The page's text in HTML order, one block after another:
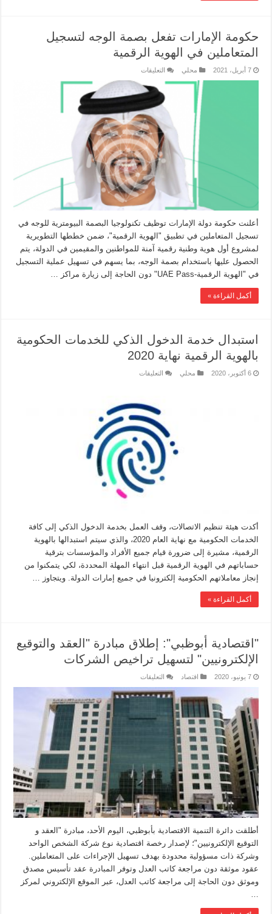
حكومة الإمارات تفعل بصمة الوجه لتسجيل
المتعاملين في الهوية الرقمية
7 أبريل، 2021 محلي التعليقات
أعلنت حكومة دولة الإمارات توظيف تكنولوجيا البصمة البيومترية للوجه في
تسجيل المتعاملين في تطبيق "الهوية الرقمية"، ضمن خططها التطويرية
لمشروع أول هوية وطنية رقمية آمنة للمواطنين والمقيمين في الدولة، يتم
الحصول عليها باستخدام بصمة الوجه، بما يسهم في تسهيل عملية التسجيل
في "الهوية الرقمية-UAE Pass" دون الحاجة إلى زيارة مراكز …
أكمل القراءة »
استبدال خدمة الدخول الذكي للخدمات الحكومية
بالهوية الرقمية نهاية 2020
6 أكتوبر، 2020 محلي التعليقات
أكدت هيئة تنظيم الاتصالات، وقف العمل بخدمة الدخول الذكي إلى كافة
الخدمات الحكومية مع نهاية العام 2020، والذي سيتم استبدالها بالهوية
الرقمية، مشيرة إلى ضرورة قيام جميع الأفراد والمؤسسات بترقية
حساباتهم في الهوية الرقمية قبل انتهاء المهلة المحددة، لكي يتمكنوا من
إنجاز معاملاتهم الحكومية إلكترونيا في جميع إمارات الدولة. ويتجاوز …
أكمل القراءة »
"اقتصادية أبوظبي": إطلاق مبادرة "العقد والتوقيع
الإلكترونيين" لتسهيل تراخيص الشركات
7 يونيو، 2020 اقتصاد التعليقات
أطلقت دائرة التنمية الاقتصادية بأبوظبي، اليوم الأحد، مبادرة "العقد و
التوقيع الإلكترونيين"؛ لإصدار رخصة اقتصادية نوع شركة الشخص الواحد
وشركة ذات مسؤولية محدودة بهدف تسهيل الإجراءات على المتعاملين.
عقود موثقة دون مراجعة كاتب العدل وتوفر المبادرة عقد تأسيس مصدق
وموثق دون الحاجة إلى مراجعة كاتب العدل، عبر الموقع الإلكتروني لمركز